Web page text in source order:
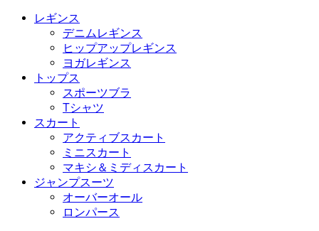
レギンス
デニムレギンス
ヒップアップレギンス
ヨガレギンス
トップス
スポーツブラ
Tシャツ
スカート
アクティブスカート
ミニスカート
マキシ＆ミディスカート
ジャンプスーツ
オーバーオール
ロンパース